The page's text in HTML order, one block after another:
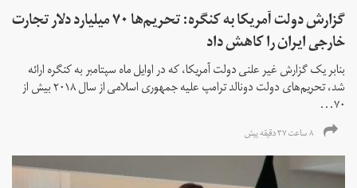
گزارش دولت آمریکا به کنگره: تحریم‌ها ۷۰ میلیارد دلار تجارت
خارجی ایران را کاهش داد
بنابر یک گزارش غیر علنی دولت آمریکا، که در اوایل ماه سپتامبر به کنگره ارائه
شد، تحریم‌های دولت دونالد ترامپ علیه جمهوری اسلامی از سال ۲۰۱۸ بیش از
۷۰...
۸ ساعت ۳۷ دقیقه پیش